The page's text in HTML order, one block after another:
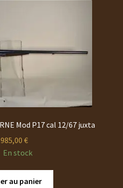
Mod P17 cal 12/67 juxta
€
En stock
au panier